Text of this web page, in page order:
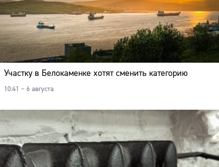
Участку в Белокаменке хотят сменить категорию
10:41 – 6 августа
Сайт: